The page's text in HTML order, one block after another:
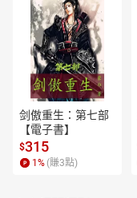
剑傲重生：第七部
【電子書】
$315
1 % (賺3點)